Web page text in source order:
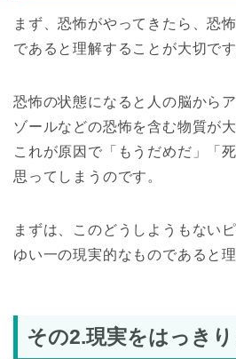
まず、恐怖がやってきたら、恐
であると理解することが大切です
恐怖の状態になると人の脳から
ゾールなどの恐怖を含む物質が
これが原因で「もうだめだ」「
思ってしまうのです。
まずは、このどうしようもない
ゆい一の現実的なものであると
その2.現実をはっき